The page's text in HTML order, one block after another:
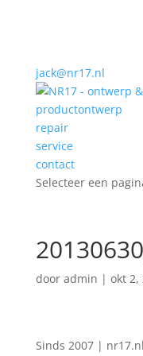
jack@nr17.nl
productontwerp
repair
service
contact
Selecteer een
door admin | okt 2,
Sinds 2007 |